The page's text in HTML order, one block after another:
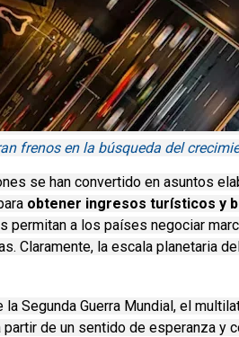
frenos en la búsqueda del
se han convertido en asuntos
obtener ingresos turísticos y
permitan a los países negociar
Claramente, la escala planetaria
la Segunda Guerra Mundial, el
de un sentido de esperanza y